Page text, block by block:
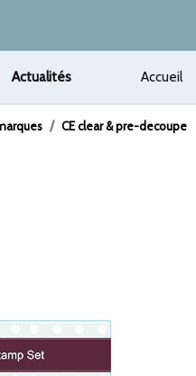
Actualités Accueil
CE clear & pre-decoupe